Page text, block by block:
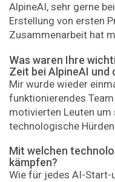
AlpineAI, sehr gerne
Erstellung von ersten
Zusammenarbeit hat
Was waren Ihre
Zeit bei AlpineAI und
Mir wurde wieder
funktionierendes
motivierten Leuten um
technologische
Mit welchen
kämpfen?
Wie für jedes AI-Start-